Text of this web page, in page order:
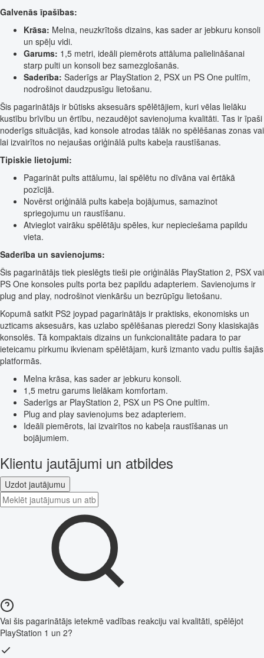
Galvenās īpašības:
Krāsa: Melna, neuzkrītošs dizains, kas sader ar jebkuru konsoli
un spēļu vidi.
Garums: 1,5 metri, ideāli piemērots attāluma palielināšanai
starp pulti un konsoli bez samezglošanās.
Saderība: Saderīgs ar PlayStation 2, PSX un PS One pultīm,
nodrošinot daudzpusīgu lietošanu.
Šis pagarinātājs ir būtisks aksesuārs spēlētājiem, kuri vēlas lielāku
kustību brīvību un ērtību, nezaudējot savienojuma kvalitāti. Tas ir īpaši
noderīgs situācijās, kad konsole atrodas tālāk no spēlēšanas zonas vai
lai izvairītos no nejaušas oriģinālā pults kabeļa raustīšanas.
Tipiskie lietojumi:
Pagarināt pults attālumu, lai spēlētu no dīvāna vai ērtākā
pozīcijā.
Novērst oriģinālā pults kabeļa bojājumus, samazinot
spriegojumu un raustīšanu.
Atvieglot vairāku spēlētāju spēles, kur nepieciešama papildu
vieta.
Saderība un savienojums:
Šis pagarinātājs tiek pieslēgts tieši pie oriģinālās PlayStation 2, PSX vai
PS One konsoles pults porta bez papildu adapteriem. Savienojums ir
plug and play, nodrošinot vienkāršu un bezrūpīgu lietošanu.
Kopumā satkit PS2 joypad pagarinātājs ir praktisks, ekonomisks un
uzticams aksesuārs, kas uzlabo spēlēšanas pieredzi Sony klasiskajās
konsolēs. Tā kompaktais dizains un funkcionalitāte padara to par
ieteicamu pirkumu ikvienam spēlētājam, kurš izmanto vadu pultis šajās
platformās.
Melna krāsa, kas sader ar jebkuru konsoli.
1,5 metru garums lielākam komfortam.
Saderīgs ar PlayStation 2, PSX un PS One pultīm.
Plug and play savienojums bez adapteriem.
Ideāli piemērots, lai izvairītos no kabeļa raustīšanas un
bojājumiem.
Klientu jautājumi un atbildes
Uzdot jautājumu
Vai šis pagarinātājs ietekmē vadības reakciju vai kvalitāti, spēlējot
PlayStation 1 un 2?